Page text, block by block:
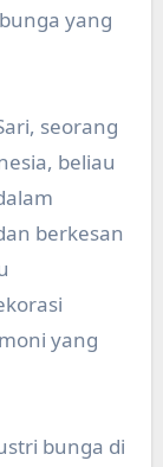
yang
seorang
beliau
berkesan
yang
bunga di